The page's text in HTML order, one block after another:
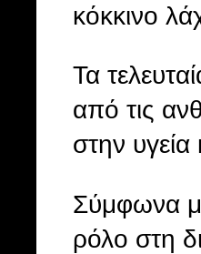
κόκκινο
Τα
από τις
στην
Σύμφωνα
ρόλο στη